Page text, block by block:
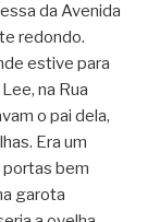
da Avenida
redondo.
estive para
na Rua
o pai dela,
Era um
portas bem
garota